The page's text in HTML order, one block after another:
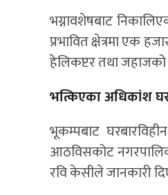
भग्नावशेषबाट
प्रभावित क्षेत्रमा एक
हेलिकप्टर तथा
भत्किएका अधिकांश
भूकम्पबाट
आठविसकोट
रवि केसीले जानकारी